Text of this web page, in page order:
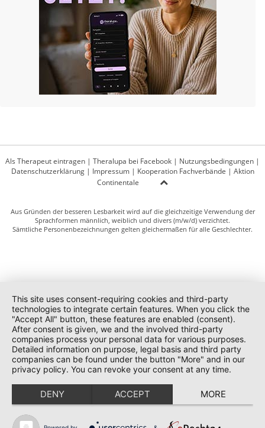
Als Therapeut eintragen | Theralupa bei Facebook | Nutzungsbedingungen |
Datenschutzerklärung| Impressum| Kooperation Fachverbände | Aktion
Continentale
Aus Gründen der besseren Lesbarkeit wird auf die gleichzeitige Verwendung der
Sprachformen männlich, weiblich und divers (m/w/d) verzichtet.
Sämtliche Personenbezeichnungen gelten gleichermaßen für alle Geschlechter.
This site uses consent-requiring cookies and third-party
technologies to integrate certain features. When you click the
"Accept All" button, these features are enabled (consent).
After consent is given, we and the involved third-party
companies process your personal data for various purposes.
Detailed information on purpose, legal basis and third party
companies can be found under the button "More" and in our
privacy policy. You can revoke your consent at any time.
DENY ACCEPT MORE